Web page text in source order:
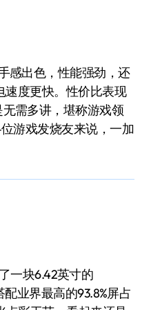
出色，性能强劲，还
速度更快。性价比表现
需多讲，堪称游戏领
游戏发烧友来说，一加
一块6.42英寸的
业界最高的93.8%屏占